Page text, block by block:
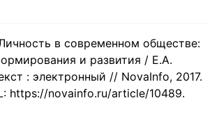
в современном обществе:
и развития / Е.А.
: электронный // NovaInfo, 2017.
novainfo.ru/article/10489.